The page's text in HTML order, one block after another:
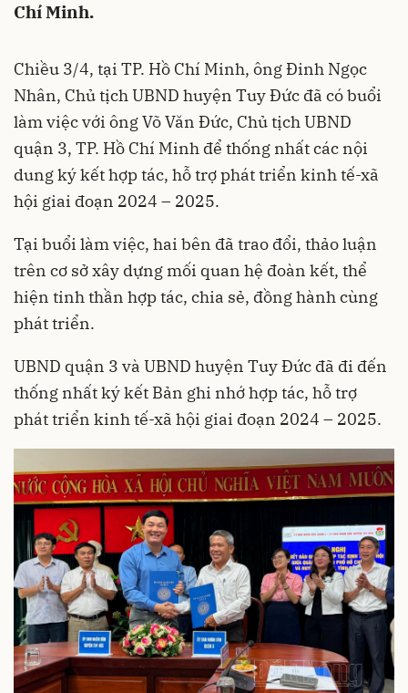
Chí Minh.
Chiều 3/4, tại TP. Hồ Chí Minh, ông Đinh Ngọc
Nhân, Chủ tịch UBND huyện Tuy Đức đã có buổi
làm việc với ông Võ Văn Đức, Chủ tịch UBND
quận 3, TP. Hồ Chí Minh để thống nhất các nội
dung ký kết hợp tác, hỗ trợ phát triển kinh tế-xã
hội giai đoạn 2024 – 2025.
Tại buổi làm việc, hai bên đã trao đổi, thảo luận
trên cơ sở xây dựng mối quan hệ đoàn kết, thể
hiện tinh thần hợp tác, chia sẻ, đồng hành cùng
phát triển.
UBND quận 3 và UBND huyện Tuy Đức đã đi đến
thống nhất ký kết Bản ghi nhớ hợp tác, hỗ trợ
phát triển kinh tế-xã hội giai đoạn 2024 – 2025.